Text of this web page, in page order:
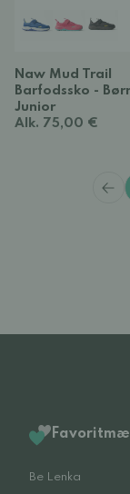
Naw Mud Trail
Barfodssko -
Junior
Alk. 75,00 €
Be Lenka